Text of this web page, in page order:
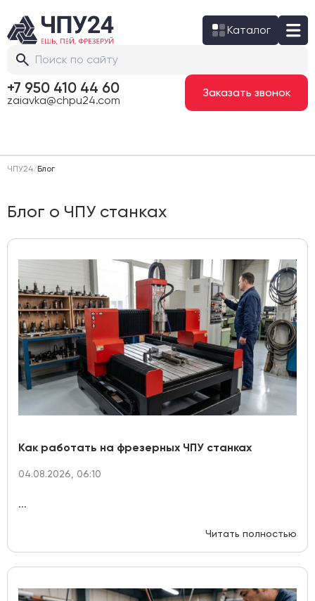
Каталог
+7 950 410 44 60
zaiavka@chpu24.com
Заказать звонок
ЧПУ24/Блог
Блог о ЧПУ станках
Как работать на фрезерных ЧПУ станках
04.08.2026, 06:10
...
Читать полностью